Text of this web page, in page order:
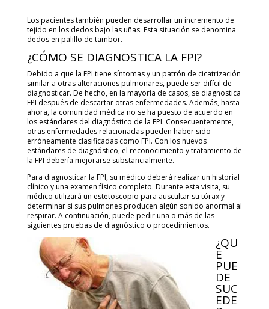
Los pacientes también pueden desarrollar un incremento de
tejido en los dedos bajo las uñas. Esta situación se denomina
dedos en palillo de tambor.
¿CÓMO SE DIAGNOSTICA LA FPI?
Debido a que la FPI tiene síntomas y un patrón de cicatrización
similar a otras alteraciones pulmonares, puede ser difícil de
diagnosticar. De hecho, en la mayoría de casos, se diagnostica
FPI después de descartar otras enfermedades. Además, hasta
ahora, la comunidad médica no se ha puesto de acuerdo en
los estándares del diagnóstico de la FPI. Consecuentemente,
otras enfermedades relacionadas pueden haber sido
erróneamente clasificadas como FPI. Con los nuevos
estándares de diagnóstico, el reconocimiento y tratamiento de
la FPI debería mejorarse substancialmente.
Para diagnosticar la FPI, su médico deberá realizar un historial
clínico y una examen físico completo. Durante esta visita, su
médico utilizará un estetoscopio para auscultar su tórax y
determinar si sus pulmones producen algún sonido anormal al
respirar. A continuación, puede pedir una o más de las
siguientes pruebas de diagnóstico o procedimientos.
¿QU
É
PUE
DE
SUC
EDE